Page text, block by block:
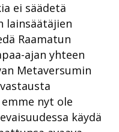
ei säädetä
lainsäätäjien
Raamatun
ajan yhteen
Metaversumin
nyt ole
käydä